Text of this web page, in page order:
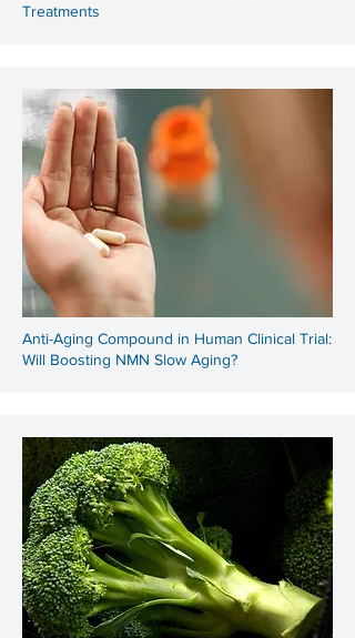
Treatments
Anti-Aging Compound in Human Clinical Trial:
Will Boosting NMN Slow Aging?